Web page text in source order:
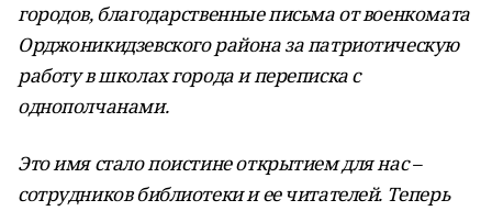
городов, благодарственные письма от военкомата
Орджоникидзевского района за патриотическую
работу в школах города и переписка с
однополчанами.
Это имя стало поистине открытием для нас –
сотрудников библиотеки и ее читателей. Теперь